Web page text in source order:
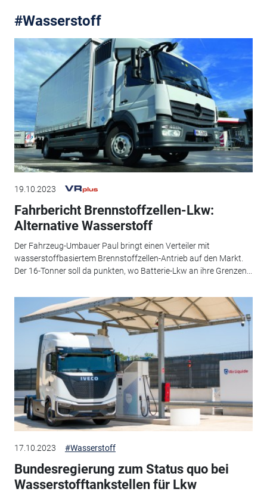
#Wasserstoff
19.10.2023
Fahrbericht Brennstoffzellen-Lkw:
Alternative ­Wasserstoff
Der Fahrzeug-Umbauer Paul bringt einen Verteiler mit
wasserstoffbasiertem Brennstoffzellen-Antrieb auf den Markt.
Der 16-Tonner soll da punkten, wo Batterie-Lkw an ihre Grenzen...
17.10.2023 #Wasserstoff
Bundesregierung zum Status quo bei
Wasserstofftankstellen für Lkw